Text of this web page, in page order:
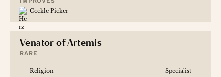
Cockle Picker
Venator of Artemis
RARE
Religion Specialist